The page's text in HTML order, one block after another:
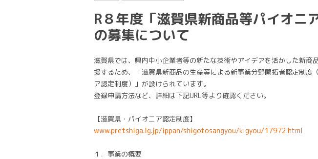
R８年度「滋賀県新商品等パイオニ
の募集について
滋賀県では、県内中小企業者等の新たな技術やアイデアを活かした新商
援するため、「滋賀県新商品の生産等による新事業分野開拓者認定制度
ア認定制度）」が設けられています。
登録申請方法など、詳細は下記URL等より確認ください。
【滋賀県・パイオニア認定制度】
www.pref.shiga.lg.jp/ippan/shigotosangyou/kigyou/17972.html
１．事業の概要